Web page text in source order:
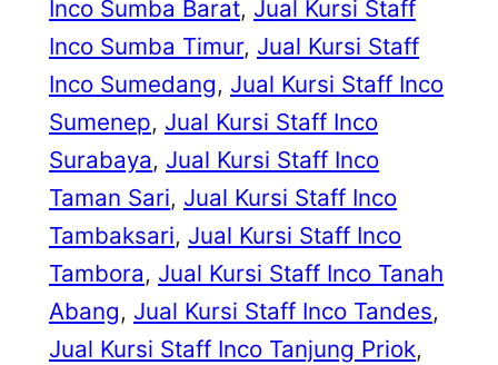
Inco Sumba Barat, Jual Kursi Staff
Inco Sumba Timur, Jual Kursi Staff
Inco Sumedang, Jual Kursi Staff Inco
Sumenep, Jual Kursi Staff Inco
Surabaya, Jual Kursi Staff Inco
Taman Sari, Jual Kursi Staff Inco
Tambaksari, Jual Kursi Staff Inco
Tambora, Jual Kursi Staff Inco Tanah
Abang, Jual Kursi Staff Inco Tandes
Jual Kursi Staff Inco Tanjung Priok